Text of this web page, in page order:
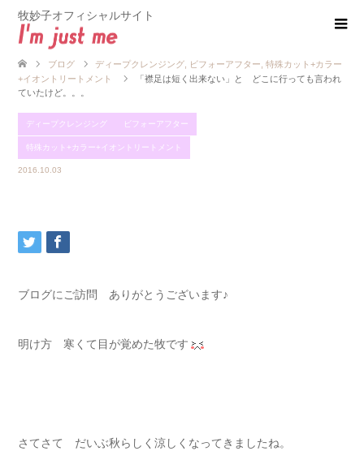
牧妙子オフィシャルサイト
ブログ ディープクレンジング ビフォーアフター 特殊カット+カラー
+イオントリートメント
「襟足は短く出来ない」と どこに行っても言われ
ていたけど。。。
ディープクレンジング ビフォーアフター
特殊カット+カラー+イオントリートメント
2016.10.03
ブログにご訪問 ありがとうございます♪
明け方 寒くて目が覚めた牧です
さてさて だいぶ秋らしく涼しくなってきましたね。